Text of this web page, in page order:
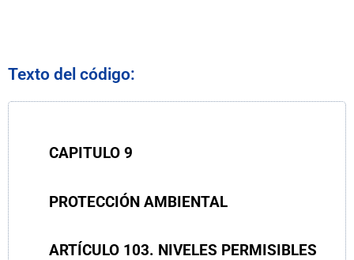
Texto del código:
CAPITULO 9
PROTECCIÓN AMBIENTAL
ARTÍCULO 103. NIVELES PERMISIBLES